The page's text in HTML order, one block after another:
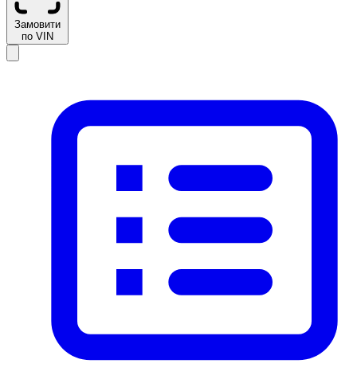
Замовити
по VIN